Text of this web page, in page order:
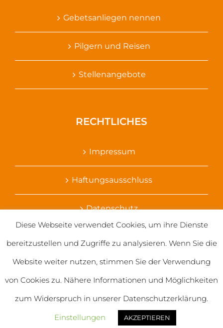
Gebetsanliegen nennen
Pilgern und Reisen
Stellenangebote
RECHTLICHES
Impressum
Haftungsausschluss
Datenschutz
© 2020 Salvatorianerinnen weltweit
Diese Webseite verwendet Cookies, um ihre Dienste
bereitzustellen und Zugriffe zu analysieren. Wenn Sie die
Website weiter nutzen, stimmen Sie der Verwendung
von Cookies zu. Nähere Informationen und Möglichkeiten
zum Widerspruch in unserer Datenschutzerklärung.
Einstellungen
AKZEPTIEREN